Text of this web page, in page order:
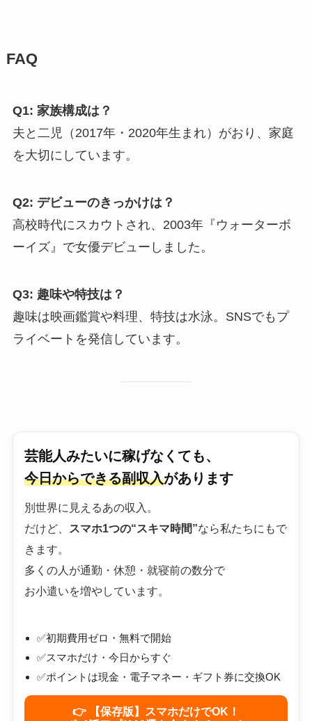
FAQ
Q1: 家族構成は？
夫と二児（2017年・2020年生まれ）がおり、家庭
を大切にしています。
Q2: デビューのきっかけは？
高校時代にスカウトされ、2003年『ウォーターボ
ーイズ』で女優デビューしました。
Q3: 趣味や特技は？
趣味は映画鑑賞や料理、特技は水泳。SNSでもプ
ライベートを発信しています。
芸能人みたいに稼げなくても、
今日からできる副収入があります
別世界に見えるあの収入。
だけど、
スマホ1つの“スキマ時間”なら私たちにもで
きます。
多くの人が通勤・休憩・就寝前の数分で
お小遣いを増やしています。
✅初期費用ゼロ・無料で開始
✅スマホだけ・今日からすぐ
✅ポイントは現金・電子マネー・ギフト券に交換OK
👉 【保存版】スマホだけでOK！